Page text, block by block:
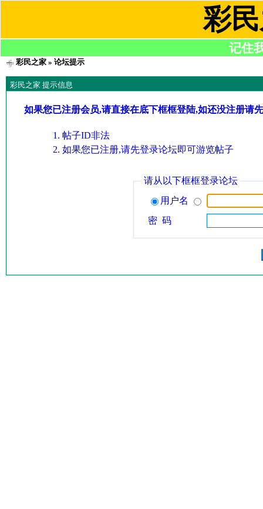
彩
记住
彩民之家» 论坛提示
彩民之家 提示信息
如果您已注册会员,请直接在底下框框登陆,如还没注册请
帖子ID非法
如果您已注册,请先登录论坛即可游览帖子
请从以下框框登录论坛
用户名
密 码